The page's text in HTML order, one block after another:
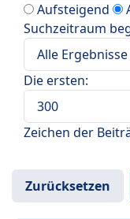
Aufsteigend
Suchzeitraum
Die ersten:
Zeichen der